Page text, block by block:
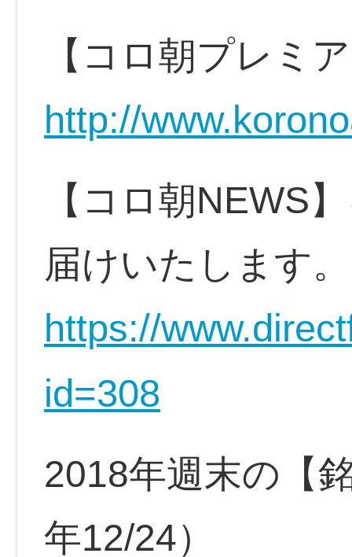
【コロ朝プレミ
http://
【コロ朝NEWS
届けいたします。
https://
id=308
2018年週末の【
年12/24）